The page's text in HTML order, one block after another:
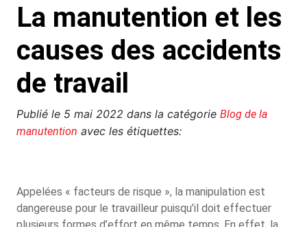
La manutention et les
causes des accidents
de travail
Publié le 5 mai 2022 dans la catégorie Blog de la
manutention avec les étiquettes:
Appelées « facteurs de risque », la manipulation est
dangereuse pour le travailleur puisqu’il doit effectuer
plusieurs formes d’effort en même temps. En effet, la